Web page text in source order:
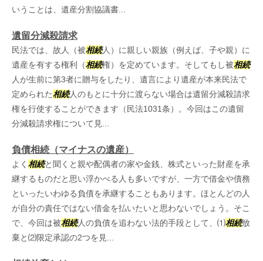
いうことは、遺産分割協議書...
遺留分減殺請求
民法では、故人（被相続人）に親しい親族（例えば、子や親）に
遺産を有する権利（相続権）を定めています。そしてもし被相続
人が生前に第3者に贈与をしたり、遺言により遺産が本来民法で
定められた相続人のもとに十分に渡らない場合は遺留分減殺請求
権を行使することができます（民法1031条）。今回はこの遺留
分減殺請求権について見...
負債相続（マイナスの遺産）
よく 相続と聞くと親や配偶者の家や金銭、株式といった財産を承
継するものだと思い浮かべる人も多いですが、一方で借金や債務
といったいわゆる負債を承継することもあります。ほとんどの人
が自分の責任ではない借金を払いたいと思わないでしょう。そこ
で、今回は被相続人の負債を追わない法的手段として、⑴相続放
棄と⑵限定承認の2つを見...